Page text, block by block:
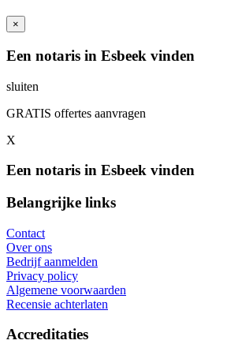
×
Een notaris in Esbeek vinden
sluiten
GRATIS offertes aanvragen
X
Een notaris in Esbeek vinden
Belangrijke links
Contact
Over ons
Bedrijf aanmelden
Privacy policy
Algemene voorwaarden
Recensie achterlaten
Accreditaties